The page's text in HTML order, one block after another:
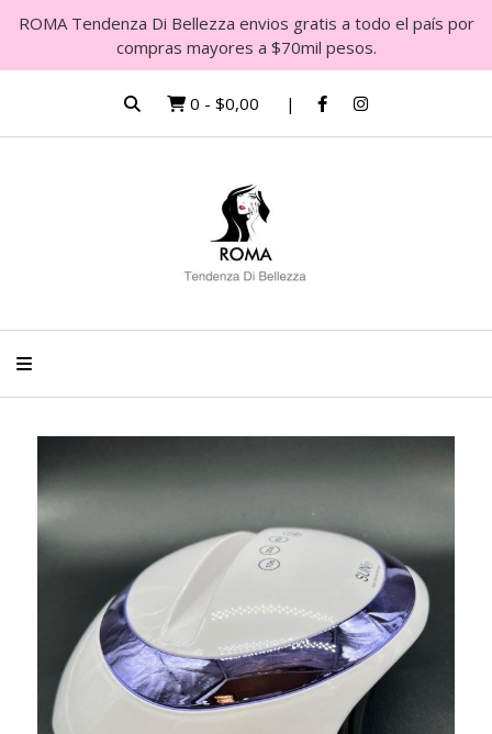
ROMA Tendenza Di Bellezza envios gratis a todo el país por
compras mayores a $70mil pesos.
0 - $0,00